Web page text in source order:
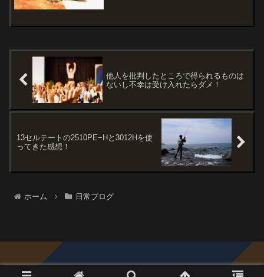
他人を批判したところで得られるものは
ないし不幸は受け入れたらダメ！
13セルテートの2510PE−Hと3012Hを使
ってきた感想！
ホーム 日常ブログ